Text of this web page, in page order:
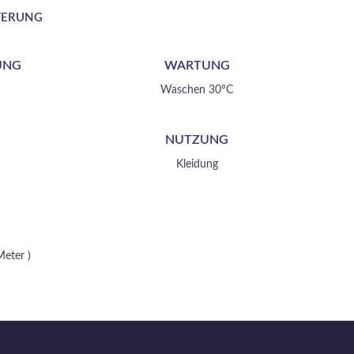
)
WARTUNG
Waschen 30°C
NUTZUNG
Kleidung